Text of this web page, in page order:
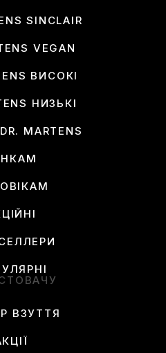
SINCLAIR
VEGAN
ВИСОКІ
НИЗЬКІ
MARTENS
ВЗУТТЯ